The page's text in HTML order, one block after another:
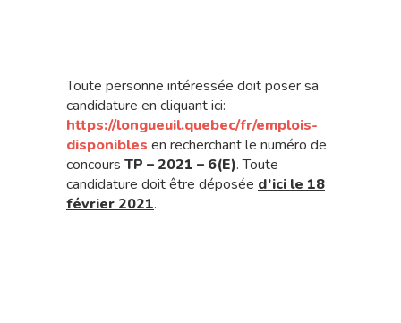
Toute personne intéressée doit poser sa
candidature en cliquant ici:
https://longueuil.quebec/fr/emplois-
disponibles en recherchant le numéro de
concours TP – 2021 – 6(E). Toute
candidature doit être déposée d’ici le 18
février 2021.